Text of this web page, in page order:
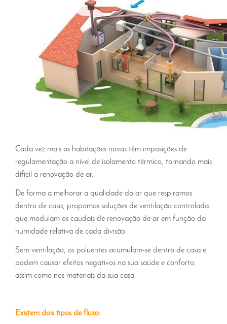
Cada vez mais as habitações novas têm imposições de
regulamentação a nível de isolamento térmico, tornando mais
difícil a renovação de ar.
De forma a melhorar a qualidade do ar que respiramos
dentro de casa, propomos soluções de ventilação controlada
que modulam os caudais de renovação de ar em função da
humidade relativa de cada divisão.
Sem ventilação, os poluentes acumulam-se dentro de casa e
podem causar efeitos negativos na sua saúde e conforto,
assim como nos materiais da sua casa.
Existem dois tipos de fluxo: